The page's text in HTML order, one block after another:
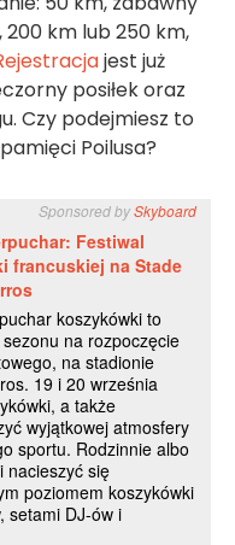
km lub 250 km,
jest już
posiłek oraz
Czy podejmiesz to
Poilusa?